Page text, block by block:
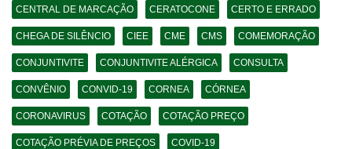
CENTRAL DE MARCAÇÃO CERATOCONE CERTO E ERRADO
CHEGA DE SILÊNCIO CIEE CME CMS COMEMORAÇÃO
CONJUNTIVITE CONJUNTIVITE ALÉRGICA CONSULTA
CONVÊNIO CONVID-19 CORNEA CÓRNEA
CORONAVIRUS COTAÇÃO COTAÇÃO PREÇO
COTAÇÃO PRÉVIA DE PREÇOS COVID-19